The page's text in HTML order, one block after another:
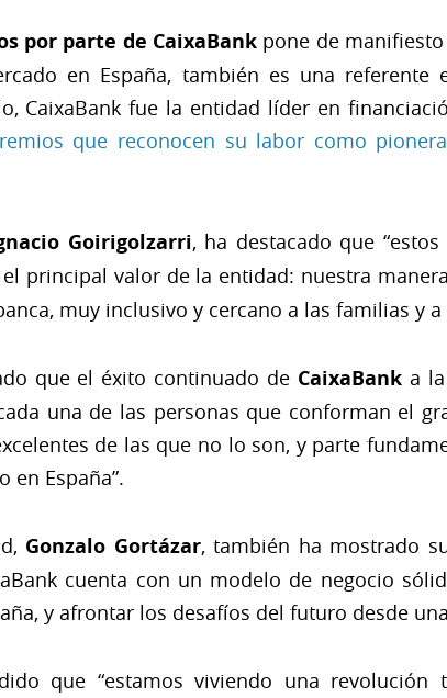
por parte de CaixaBank pone de
en España, también es una referente
CaixaBank fue la entidad líder en
que reconocen su labor como
Goirigolzarri, ha destacado que
principal valor de la entidad: nuestra
muy inclusivo y cercano a las familias y a
que el éxito continuado de CaixaBank a
una de las personas que conforman el
de las que no lo son, y parte
en España”.
Gonzalo Gortázar, también ha mostrado
cuenta con un modelo de negocio
y afrontar los desafíos del futuro desde
que “estamos viviendo una